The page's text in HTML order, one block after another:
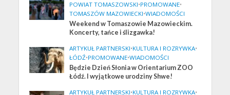
POWIAT TOMASZOWSKI•PROMOWANE•
TOMASZÓW MAZOWIECKI•WIADOMOŚCI
Weekend w Tomaszowie Mazowieckim.
Koncerty, tańce i ślizgawka!
ARTYKUŁ PARTNERSKI•KULTURA I ROZRYWKA•
ŁÓDŹ•PROMOWANE•WIADOMOŚCI
Będzie Dzień Słonia w Orientarium ZOO
Łódź. I wyjątkowe urodziny Shwe!
ARTYKUŁ PARTNERSKI•KULTURA I ROZRYWKA•